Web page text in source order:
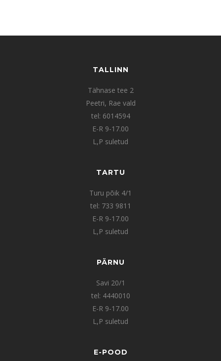
TALLINN
Tähnase tee 2
Peetri, Rae vald
tel: 6014594
E-R 9-17.00
L,P suletud
TARTU
Turu põik 4/1
tel: 733 9811
E-R 9-17.00
L,P suletud
PÄRNU
Savi 20/1
tel: 4440010
E-R 9-17.00
L,P suletud
E-POOD